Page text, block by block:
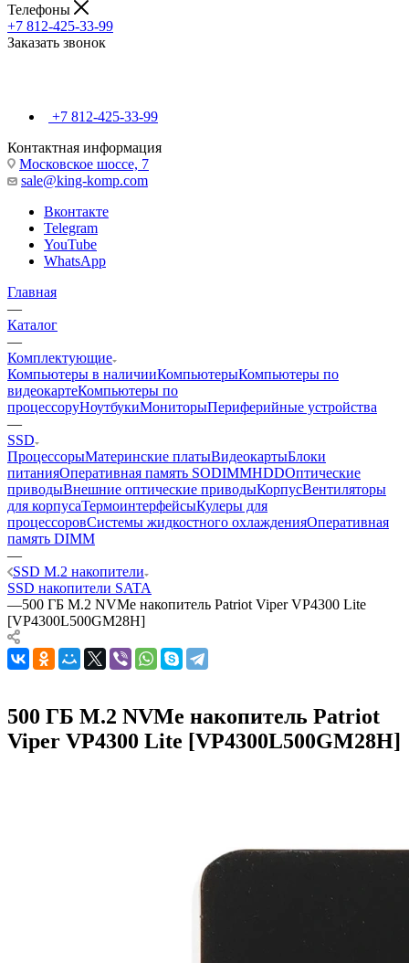
Телефоны
+7 812-425-33-99
Заказать звонок
+7 812-425-33-99
Контактная информация
Московское шоссе, 7
sale@king-komp.com
Вконтакте
Telegram
YouTube
WhatsApp
Главная
—
Каталог
—
Комплектующие
Компьютеры в наличииКомпьютерыКомпьютеры по
видеокартеКомпьютеры по
процессоруНоутбукиМониторыПериферийные устройства
—
SSD
ПроцессорыМатеринские платыВидеокартыБлоки
питанияОперативная память SODIMMHDDОптические
приводыВнешние оптические приводыКорпусВентиляторы
для корпусаТермоинтерфейсыКулеры для
процессоровСистемы жидкостного охлажденияОперативная
память DIMM
—
SSD M.2 накопители
SSD накопители SATA
—500 ГБ M.2 NVMe накопитель Patriot Viper VP4300 Lite
[VP4300L500GM28H]
500 ГБ M.2 NVMe накопитель Patriot
Viper VP4300 Lite [VP4300L500GM28H]